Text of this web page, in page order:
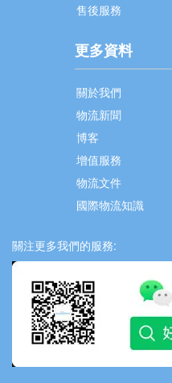
售後服務
更多資料
關於我們
物流新聞
博客
增值服務
物流文件
國際物流知識
關注更多我們的服務: